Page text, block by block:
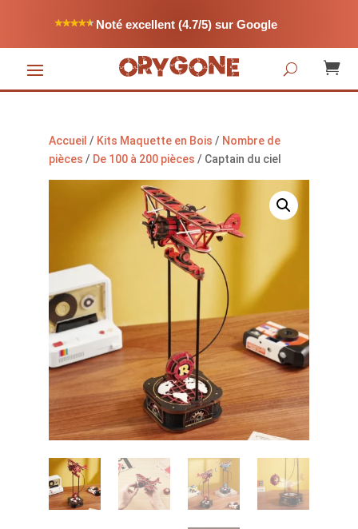
Noté excellent (4.7/5) sur Google

Accueil / Kits Maquette en Bois / Nombre de
pièces / De 100 à 200 pièces / Captain du ciel